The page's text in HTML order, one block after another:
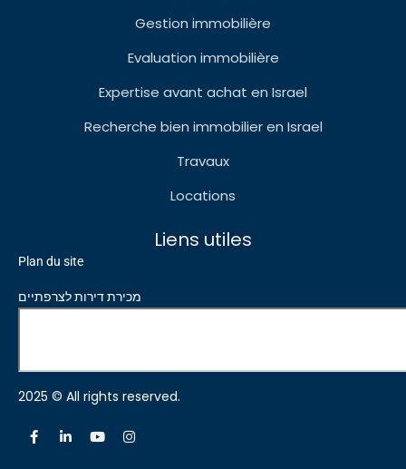
Gestion immobilière
Evaluation immobilière
Expertise avant achat en Israel
Recherche bien immobilier en Israel
Travaux
Locations
Liens utiles
Plan du site
מכירת דירות לצרפתיים
2025 © All rights reserved.